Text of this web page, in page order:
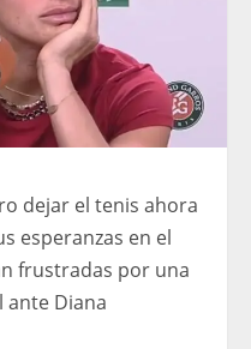
dejar el tenis ahora
esperanzas en el
frustradas por una
Diana